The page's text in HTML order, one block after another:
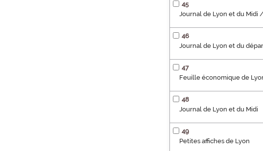
45
Journal de Lyon et du Midi
46
Journal de Lyon et du
47
Feuille économique de
48
Journal de Lyon et du Midi
49
Petites affiches de Lyon